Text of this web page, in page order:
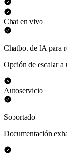
Chat en vivo
Chatbot de IA para
Opción de escalar a
Autoservicio
Soportado
Documentación